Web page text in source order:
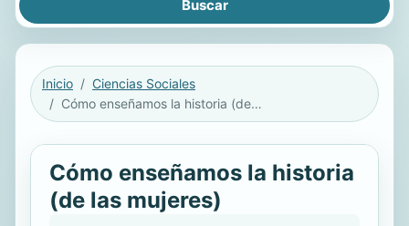
Inicio
Ciencias Sociales
Cómo enseñamos la historia (de las mujeres)
Cómo enseñamos la historia
(de las mujeres)